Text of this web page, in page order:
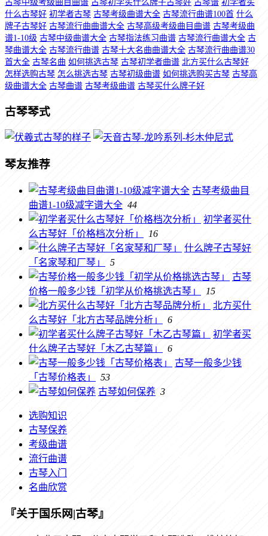
古琴中级考级曲目曲谱 古琴初学买什么牌子古琴好 古琴谱 初学者买
什么古琴好 初学者古琴 古琴考级曲谱大全 古琴流行曲谱100首 什么
牌子古琴好 古琴流行曲曲谱大全 古琴高级考级曲目曲谱 古琴考级曲
谱1-10级 古琴中级曲谱大全 古琴指法练习曲谱 古琴流行曲谱大全 古
琴曲谱大全 古琴流行曲谱 古琴十大名曲曲谱大全 古琴流行曲曲谱30
首大全 古琴名曲 如何挑选古琴 古琴初学者曲谱 北方买什么古琴好
怎样选购古琴 怎么挑选古琴 古琴初级曲谱 如何挑选购买古琴 古琴高
级曲谱大全 古琴曲谱 古琴考级曲谱 古琴买什么牌子好
古琴琴式
琴友推荐
古琴考级曲目
曲谱1-10级减字谱大全 44
初学者买什
么古琴好「价格档次分析」
16
什么牌子古琴好
「名家琴和厂琴」
5
古琴
价格一般多少钱「初学从价格挑选古琴」
15
北方买什
么古琴好「北方古琴品牌分析」
6
初学者买
什么牌子古琴好「木乙古琴篇」
6
古琴一般多少钱
「古琴价格表」
53
古琴如何保养 3
选购知识
古琴保养
考级曲谱
流行曲谱
古琴入门
名曲欣赏
『关于国乐网|古琴』